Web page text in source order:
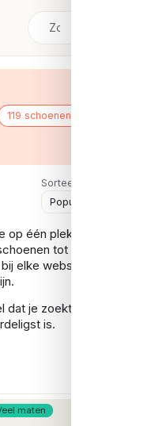
119 schoenen
Sorteer:
één plek, van
tot laarzen en
elke webshop en
je zoekt, in jouw
is.
maten